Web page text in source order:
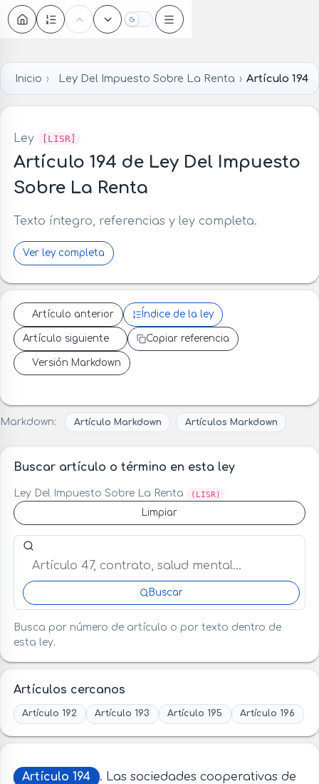
Oscuro
Inicio Ley Del Impuesto Sobre La Renta Artículo 194
Ley [LISR]
Artículo 194 de Ley Del Impuesto
Sobre La Renta
Texto íntegro, referencias y ley completa.
Ver ley completa
Artículo anterior Índice de la ley
Artículo siguiente Copiar referencia
Versión Markdown
Markdown: Artículo Markdown Artículos Markdown
Buscar artículo o término en esta ley
Ley Del Impuesto Sobre La Renta (LISR)
Limpiar
Buscar artículo o término en esta ley
Buscar
Busca por número de artículo o por texto dentro de
esta ley.
Artículos cercanos
Artículo 192 Artículo 193 Artículo 195 Artículo 196
Artículo 194
. Las sociedades cooperativas de